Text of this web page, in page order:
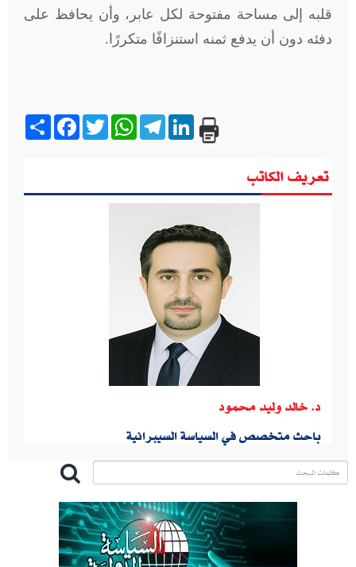
قلبه إلى مساحة مفتوحة لكل عابر، وأن يحافظ على
دفئه دون أن يدفع ثمنه استنزافًا متكررًا .
Share
FacebookTwitter
WhatsApp
Telegram
LinkedIn
تعريف الكاتب
د. خالد وليد محمود
باحث متخصص في السياسة السيبرانية